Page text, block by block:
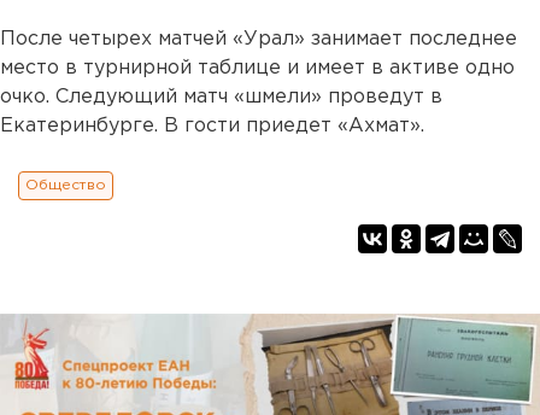
После четырех матчей «Урал» занимает последнее
место в турнирной таблице и имеет в активе одно
очко. Следующий матч «шмели» проведут в
Екатеринбурге. В гости приедет «Ахмат».
Общество